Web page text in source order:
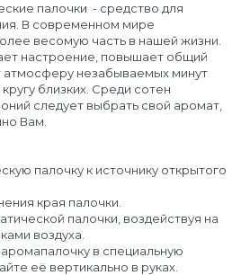
палочки - средство для
В современном мире
весомую часть в нашей жизни.
настроение, повышает общий
атмосферу незабываемых минут
близких. Среди сотен
следует выбрать свой аромат,
Вам.
палочку к источнику открытого
края палочки.
палочки, воздействуя на
воздуха.
в специальную
её вертикально в руках.